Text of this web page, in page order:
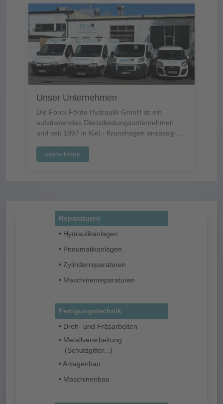
Unser Unternehmen
Die Forck Förde Hydraulik GmbH ist ein
aufstrebendes Dienstleistungsunternehmen
und seit 1997 in Kiel - Kronshagen ansässig …
weiterlesen
Reparaturen
• Hydraulikanlagen
• Pneumatikanlagen
• Zylinderreparaturen
• Maschinenreparaturen
Fertigungstechnik
• Dreh- und Fräsarbeiten
• Metallverarbeitung
(Schutzgitter...)
• Anlagenbau
• Maschinenbau